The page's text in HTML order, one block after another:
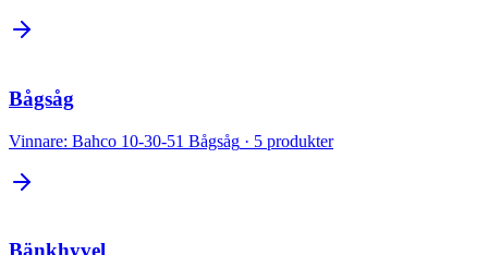
Bågsåg
Vinnare: Bahco 10-30-51 Bågsåg · 5 produkter